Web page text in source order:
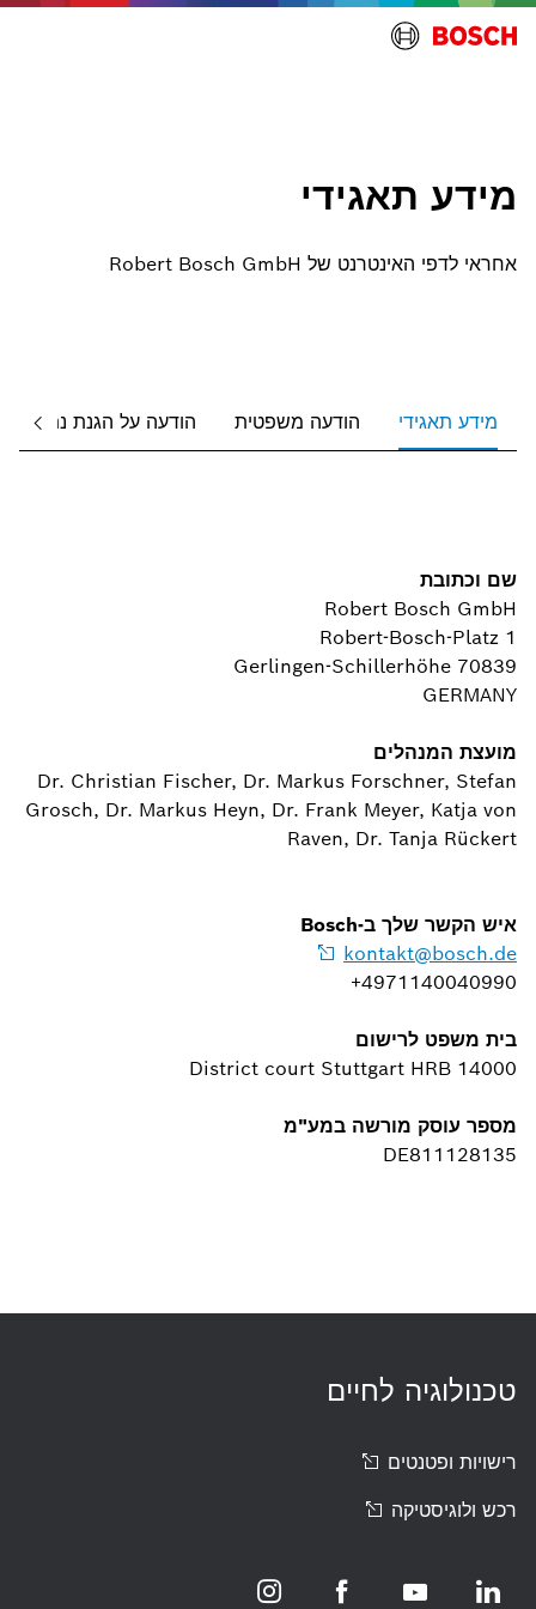
מידע תאגידי
אחראי לדפי האינטרנט של Robert Bosch GmbH
מידע תאגידי הודעה משפטית הודעה על הגנת נתונים
שם וכתובת
Robert Bosch GmbH
Robert-Bosch-Platz 1
70839 Gerlingen-Schillerhöhe
GERMANY
מועצת המנהלים
Dr. Christian Fischer, Dr. Markus Forschner, Stefan
Grosch, Dr. Markus Heyn, Dr. Frank Meyer, Katja von
Raven, Dr. Tanja Rückert
איש הקשר שלך ב-Bosch
kontakt@bosch.de
4971140040990+
בית משפט לרישום
District court Stuttgart HRB 14000
מספר עוסק מורשה במע"מ
DE811128135
טכנולוגיה לחיים
רישויות ופטנטים
רכש ולוגיסטיקה